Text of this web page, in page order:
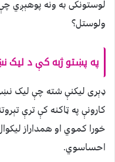
لوستونکی به ونه پوهېږي
ولوستل؟
په پښتو ژبه کې د لیک
ډېری لیکنې شته چې لیک
کارونې په ټاکنه کې ترې
خورا کموي او همداراز
احساسوي.